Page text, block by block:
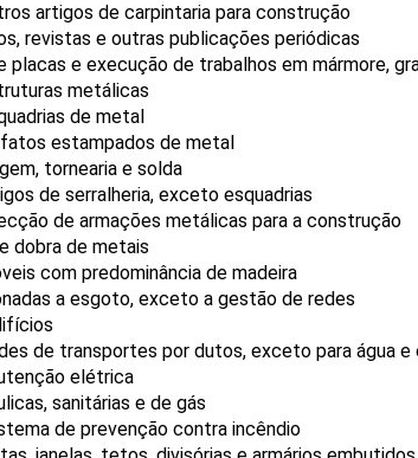
artigos de carpintaria para construção
revistas e outras publicações periódicas
e execução de trabalhos em mármore,
metálicas
de metal
estampados de metal
tornearia e solda
de serralheria, exceto esquadrias
de armações metálicas para a construção
dobra de metais
com predominância de madeira
a esgoto, exceto a gestão de redes
de transportes por dutos, exceto para água
elétrica
sanitárias e de gás
de prevenção contra incêndio